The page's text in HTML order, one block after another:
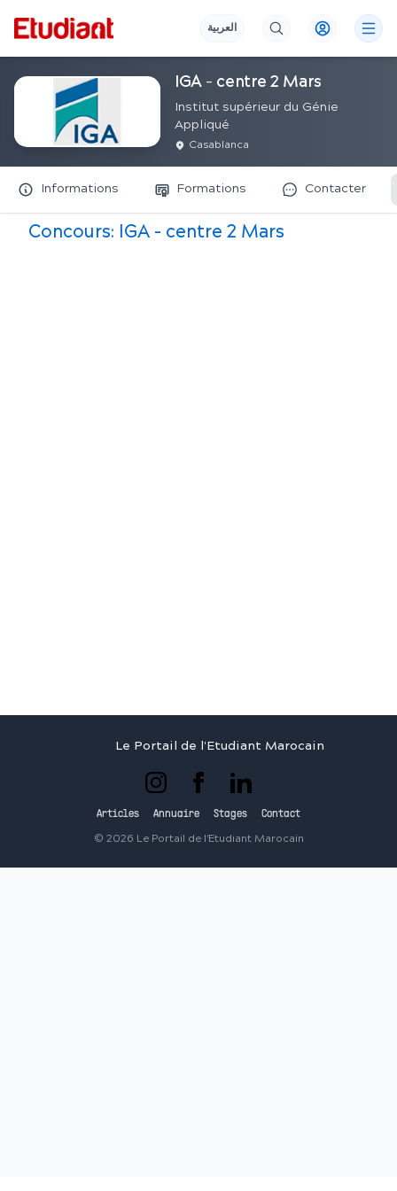
العربية
IGA - centre 2 Mars
Institut supérieur du Génie
Appliqué
Casablanca
Informations Formations Contacter
Concours: IGA - centre 2 Mars
Le Portail de l'Etudiant Marocain
Articles Annuaire Stages Contact
© 2026 Le Portail de l'Etudiant Marocain